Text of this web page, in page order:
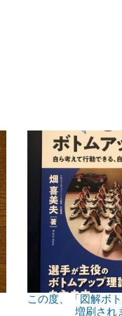
この度、「図解ボ
増刷され